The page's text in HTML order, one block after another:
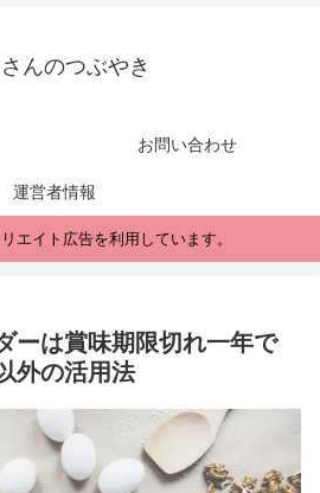
んのつぶやき
お問い合わせ
運営者情報
エイト広告を利用しています。
ーは賞味期限切れ一年で
外の活用法